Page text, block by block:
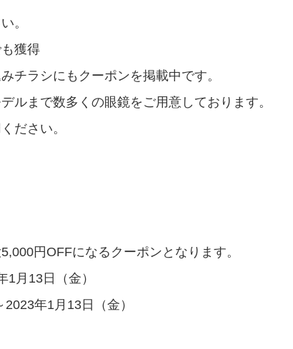
。
獲得
チラシにもクーポンを掲載中です。
ルまで数多くの眼鏡をご用意しております。
ださい。
円OFFになるクーポンとなります。
月13日（金）
年1月13日（金）